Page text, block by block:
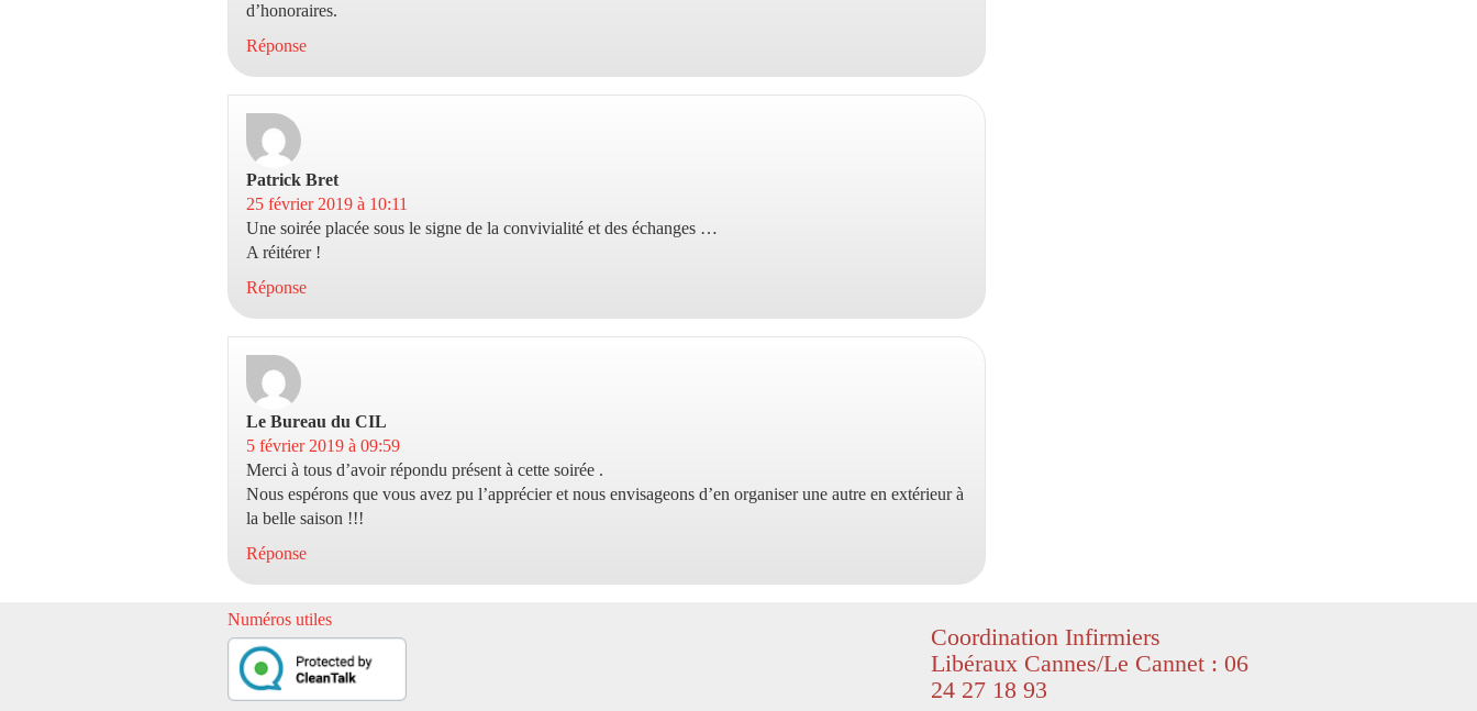
d’honoraires.
Réponse
Patrick Bret
25 février 2019 à 10:11
Une soirée placée sous le signe de la convivialité et des échanges …
A réitérer !
Réponse
Le Bureau du CIL
5 février 2019 à 09:59
Merci à tous d’avoir répondu présent à cette soirée .
Nous espérons que vous avez pu l’apprécier et nous envisageons d’en organiser une autre en extérieur à
la belle saison !!!
Réponse
Numéros utiles
Coordination Infirmiers
Libéraux Cannes/Le Cannet : 06
24 27 18 93